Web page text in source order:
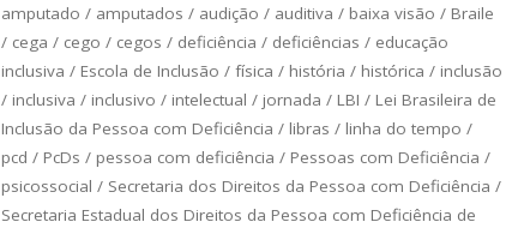
amputado / amputados / audição / auditiva / baixa visão / Braile
/ cega / cego / cegos / deficiência / deficiências / educação
inclusiva / Escola de Inclusão / física / história / histórica / inclusão
/ inclusiva / inclusivo / intelectual / jornada / LBI / Lei Brasileira de
Inclusão da Pessoa com Deficiência / libras / linha do tempo /
pcd / PcDs / pessoa com deficiência / Pessoas com Deficiência /
psicossocial / Secretaria dos Direitos da Pessoa com Deficiência /
Secretaria Estadual dos Direitos da Pessoa com Deficiência de